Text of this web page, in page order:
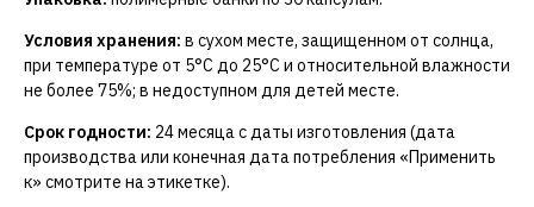
Условия хранения: в сухом месте, защищенном от солнца,
при температуре от 5°C до 25°C и относительной влажности
не более 75%; в недоступном для детей месте.
Срок годности: 24 месяца с даты изготовления (дата
производства или конечная дата потребления «Применить
к» смотрите на этикетке).